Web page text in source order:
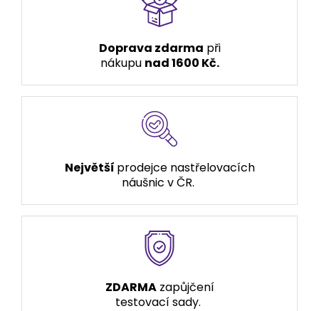
Doprava zdarma při
nákupu nad 1600 Kč.
Největší prodejce nastřelovacích
náušnic v ČR.
ZDARMAzapůjčení
testovací sady.